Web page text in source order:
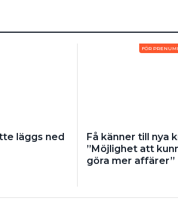
läggs ned
FÖR
Få känner till nya
”Möjlighet att
göra mer affärer”